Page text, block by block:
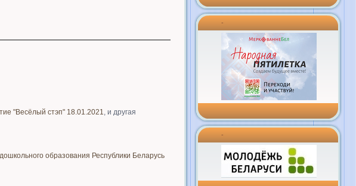
"Весёлый стэп" 18.01.2021, и другая
образования Республики Беларусь
-
-